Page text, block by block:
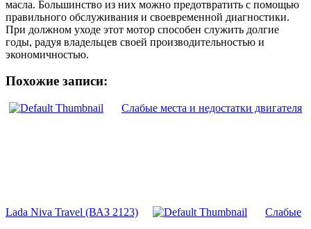
масла. Большинство из них можно предотвратить с помощью
правильного обслуживания и своевременной диагностики.
При должном уходе этот мотор способен служить долгие
годы, радуя владельцев своей производительностью и
экономичностью.
Похожие записи:
Слабые места и недостатки двигателя
Lada Niva Travel (ВАЗ 2123) Слабые